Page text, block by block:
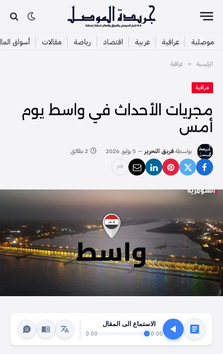
موصلية عراقية عربية اقتصاد رياضة مقالات أسواق
الرئيسية » عراقية
عراقية
مجريات الأحداث في واسط يوم
أمس
بواسطةفريق التحرير 5 يوليو, 2026 2 دقائق
الاستماع الى المقال
0:00
0:00